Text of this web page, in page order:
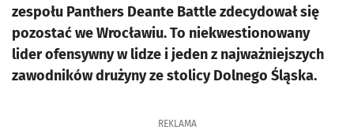
zespołu Panthers Deante Battle zdecydował się
pozostać we Wrocławiu. To niekwestionowany
lider ofensywny w lidze i jeden z najważniejszych
zawodników drużyny ze stolicy Dolnego Śląska.
REKLAMA